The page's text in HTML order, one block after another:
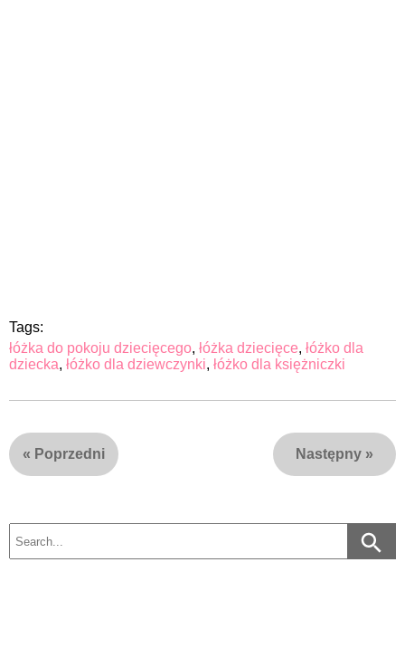
Tags:
łóżka do pokoju dziecięcego, łóżka dziecięce, łóżko dla
dziecka, łóżko dla dziewczynki, łóżko dla księżniczki
« Poprzedni Następny »